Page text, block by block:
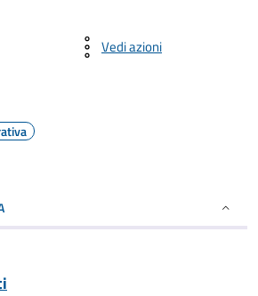
Vedi azioni